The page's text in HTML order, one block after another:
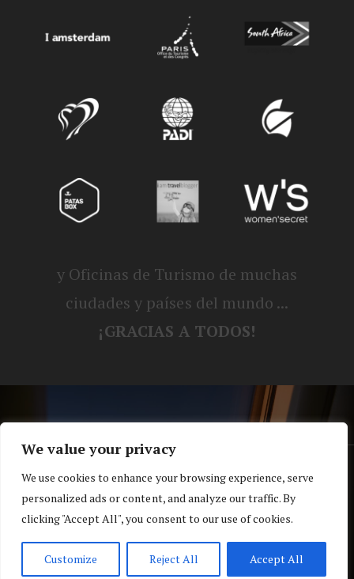
We value your privacy
We use cookies to enhance your browsing experience, serve
personalized ads or content, and analyze our traffic. By
clicking "Accept All", you consent to our use of cookies.
Customize Reject All Accept All
y Oficinas de Turismo de muchas
ciudades y países del mundo ...
¡GRACIAS A TODOS!
® Blog personal de Alex, Nerea, Turbo y
Koko |Política de privacidad y cookies
Top